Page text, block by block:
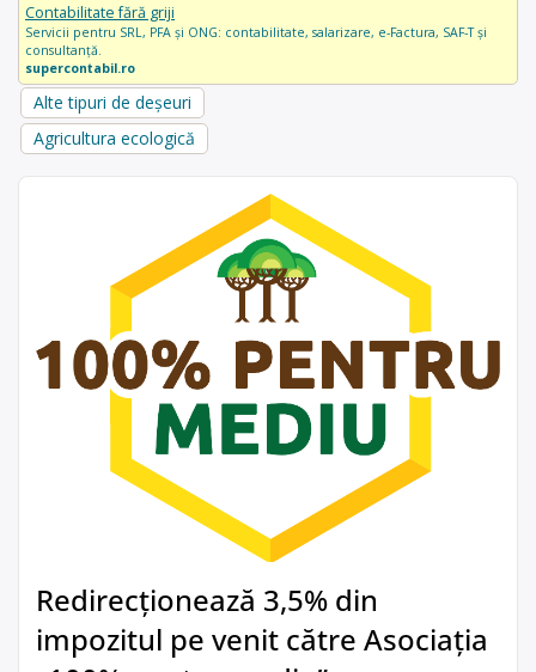
Contabilitate fără griji
Servicii pentru SRL, PFA și ONG: contabilitate, salarizare, e-Factura, SAF-T și
consultanță.
supercontabil.ro
Alte tipuri de deșeuri
Agricultura ecologică
Redirecționează 3,5% din
impozitul pe venit către Asociația